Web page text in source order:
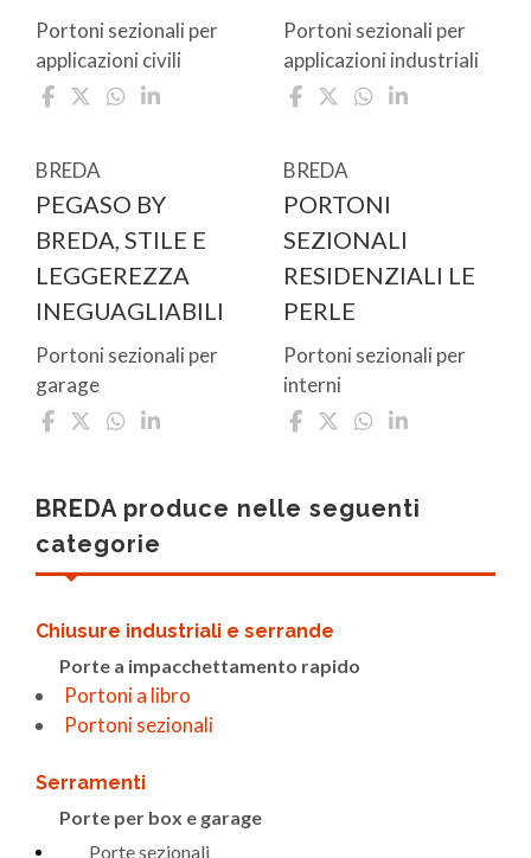
Portoni sezionali per
applicazioni civili
Portoni sezionali per
applicazioni industriali
BREDA
PEGASO BY
BREDA, STILE E
LEGGEREZZA
INEGUAGLIABILI
Portoni sezionali per
garage
BREDA
PORTONI
SEZIONALI
RESIDENZIALI LE
PERLE
Portoni sezionali per
interni
BREDA produce nelle seguenti
categorie
Chiusure industriali e serrande
Porte a impacchettamento rapido
Portoni a libro
Portoni sezionali
Serramenti
Porte per box e garage
Porte sezionali